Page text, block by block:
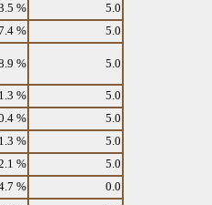
%
5.0
%
5.0
% 5.0
%
5.0
%
5.0
%
5.0
%
5.0
%
0.0